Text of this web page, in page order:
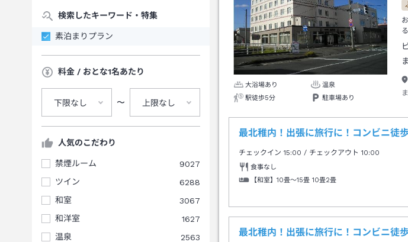
検索したキーワード・特集
素泊まりプラン
料金 / おとな1名あたり
下限なし 〜 上限なし
人気のこだわり
禁煙ルーム
9027
ツイン
6288
和室
3067
和洋室
1627
温泉
2563
大浴場あり
温泉
駅徒歩5分
駐車場あり
最北稚内！出張に旅行に！コンビニ徒
チェックイン15:00 / チェックアウト 10:00
食事なし
【和室】10畳～15畳 10畳2畳
最北稚内！出張に旅行に！コンビニ徒